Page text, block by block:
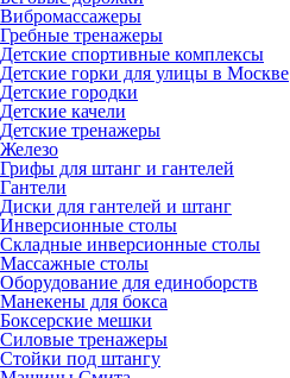
Вибромассажеры
Гребные тренажеры
Детские спортивные комплексы
Детские горки для улицы в Москве
Детские городки
Детские качели
Детские тренажеры
Железо
Грифы для штанг и гантелей
Гантели
Диски для гантелей и штанг
Инверсионные столы
Складные инверсионные столы
Массажные столы
Оборудование для единоборств
Манекены для бокса
Боксерские мешки
Силовые тренажеры
Стойки под штангу